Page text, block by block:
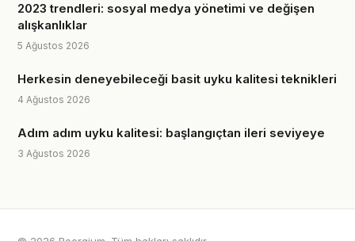
2023 trendleri: sosyal medya yönetimi ve değişen
alışkanlıklar
5 Ağustos 2026
Herkesin deneyebileceği basit uyku kalitesi teknikleri
4 Ağustos 2026
Adım adım uyku kalitesi: başlangıçtan ileri seviyeye
3 Ağustos 2026